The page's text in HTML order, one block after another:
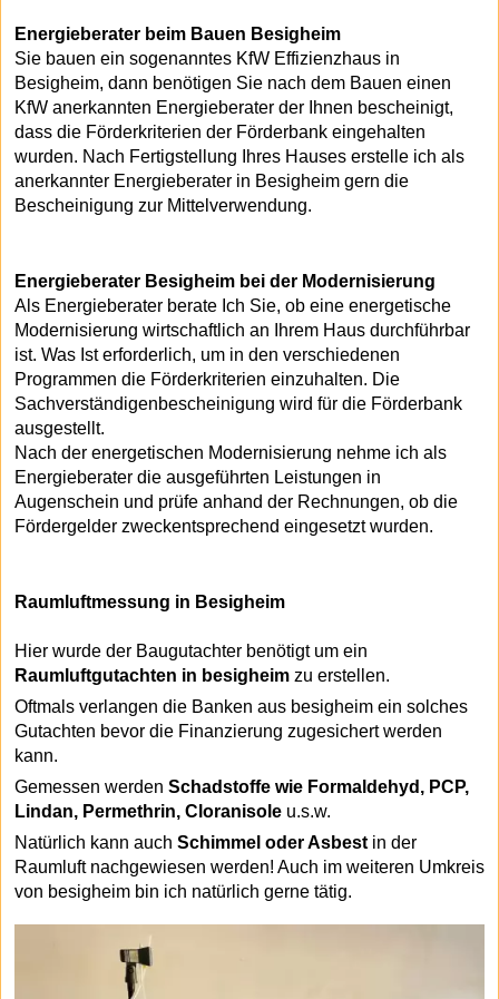
Energieberater beim Bauen Besigheim
Sie bauen ein sogenanntes KfW Effizienzhaus in
Besigheim, dann benötigen Sie nach dem Bauen einen
KfW anerkannten Energieberater der Ihnen bescheinigt,
dass die Förderkriterien der Förderbank eingehalten
wurden. Nach Fertigstellung Ihres Hauses erstelle ich als
anerkannter Energieberater in Besigheim gern die
Bescheinigung zur Mittelverwendung.
Energieberater Besigheim bei der Modernisierung
Als Energieberater berate Ich Sie, ob eine energetische
Modernisierung wirtschaftlich an Ihrem Haus durchführbar
ist. Was Ist erforderlich, um in den verschiedenen
Programmen die Förderkriterien einzuhalten. Die
Sachverständigenbescheinigung wird für die Förderbank
ausgestellt.
Nach der energetischen Modernisierung nehme ich als
Energieberater die ausgeführten Leistungen in
Augenschein und prüfe anhand der Rechnungen, ob die
Fördergelder zweckentsprechend eingesetzt wurden.
Raumluftmessung in Besigheim
Hier wurde der Baugutachter benötigt um ein
Raumluftgutachten in besigheim zu erstellen.
Oftmals verlangen die Banken aus besigheim ein solches
Gutachten bevor die Finanzierung zugesichert werden
kann.
Gemessen werden Schadstoffe wie Formaldehyd, PCP,
Lindan, Permethrin, Cloranisole u.s.w.
Natürlich kann auch Schimmel oder Asbest in der
Raumluft nachgewiesen werden! Auch im weiteren Umkreis
von besigheim bin ich natürlich gerne tätig.